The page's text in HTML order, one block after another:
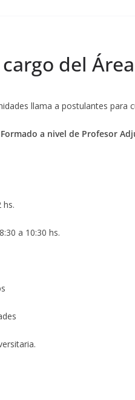
del
llama a postulantes para
a nivel de Profesor
hs.
a 10:30 hs.